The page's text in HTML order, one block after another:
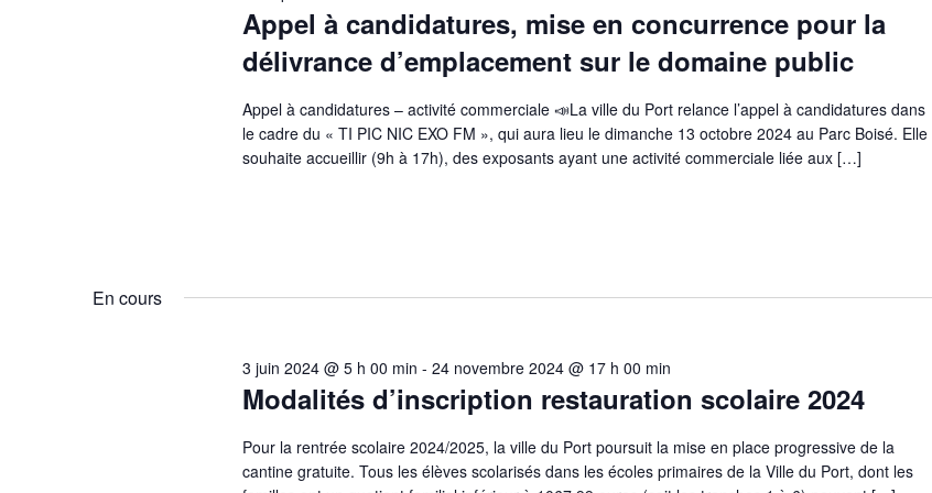
Appel à candidatures, mise en concurrence pour la
délivrance d’emplacement sur le domaine public
Appel à candidatures – activité commerciale 📣La ville du Port relance l’appel à candidatures dans
le cadre du « TI PIC NIC EXO FM », qui aura lieu le dimanche 13 octobre 2024 au Parc Boisé. Elle
souhaite accueillir (9h à 17h), des exposants ayant une activité commerciale liée aux […]
En cours
Modalités d’inscription restauration scolaire 2024
3 juin 2024 @ 5 h 00 min - 24 novembre 2024 @ 17 h 00 min
Pour la rentrée scolaire 2024/2025, la ville du Port poursuit la mise en place progressive de la
cantine gratuite. Tous les élèves scolarisés dans les écoles primaires de la Ville du Port, dont les